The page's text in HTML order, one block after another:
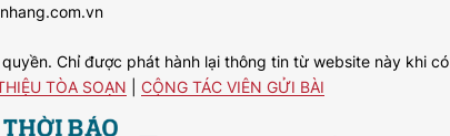
Chỉ được phát hành lại thông tin từ website này khi có
TÒA SOẠN CỘNG TÁC VIÊN GỬI BÀI